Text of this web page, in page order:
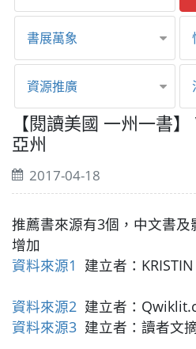
書展萬象
資源推廣
【閱讀美國 一州一書
亞州
2017-04-18
推薦書來源有3個，中文書
增加
資料來源1 建立者：
資料來源2 建立者：
資料來源3 建立者：